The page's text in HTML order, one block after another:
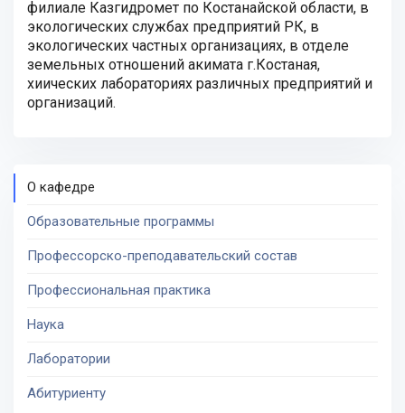
филиале Казгидромет по Костанайской области, в
экологических службах предприятий РК, в
экологических частных организациях, в отделе
земельных отношений акимата г.Костаная,
хиических лабораториях различных предприятий и
организаций.
О кафедре
Образовательные программы
Профессорско-преподавательский состав
Профессиональная практика
Наука
Лаборатории
Абитуриенту